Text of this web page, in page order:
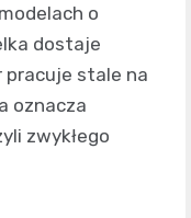
o
dostaje
pracuje stale na
oznacza
zwykłego